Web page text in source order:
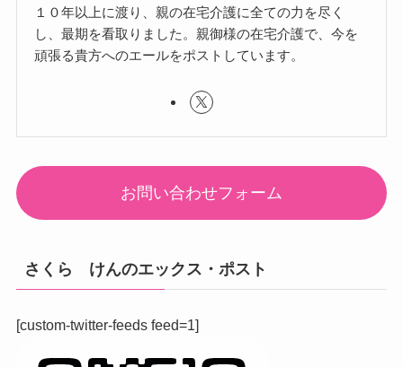
１０年以上に渡り、親の在宅介護に全ての力を尽く
し、最期を看取りました。親御様の在宅介護で、今を
頑張る貴方へのエールをポストしています。
お問い合わせフォーム
さくら けんのエックス・ポスト
[custom-twitter-feeds feed=1]